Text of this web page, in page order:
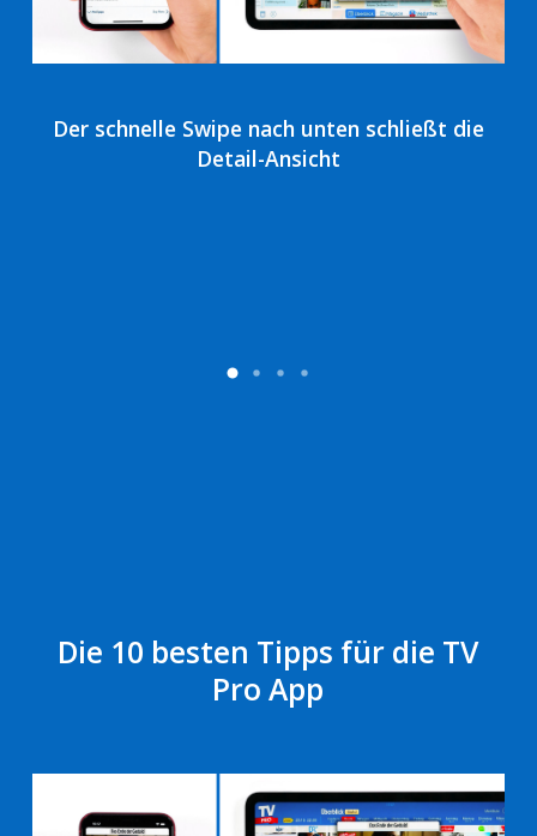
Der schnelle Swipe nach unten schließt die
Detail-Ansicht
Die 10 besten Tipps für die TV
Pro App